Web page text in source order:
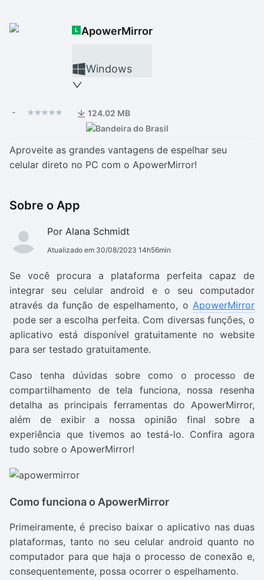
ApowerMirror
Windows
- 124.02 MB
Aproveite as grandes vantagens de espelhar seu
celular direto no PC com o ApowerMirror!
Sobre o App
Por Alana Schmidt
Atualizado em 30/08/2023 14h56min
Se você procura a plataforma perfeita capaz de
integrar seu celular android e o seu computador
através da função de espelhamento, o ApowerMirror
pode ser a escolha perfeita. Com diversas funções, o
aplicativo está disponível gratuitamente no website
para ser testado gratuitamente.
Caso tenha dúvidas sobre como o processo de
compartilhamento de tela funciona, nossa resenha
detalha as principais ferramentas do ApowerMirror,
além de exibir a nossa opinião final sobre a
experiência que tivemos ao testá-lo. Confira agora
tudo sobre o ApowerMirror!
Como funciona o ApowerMirror
Primeiramente, é preciso baixar o aplicativo nas duas
plataformas, tanto no seu celular android quanto no
computador para que haja o processo de conexão e,
consequentemente, possa ocorrer o espelhamento.